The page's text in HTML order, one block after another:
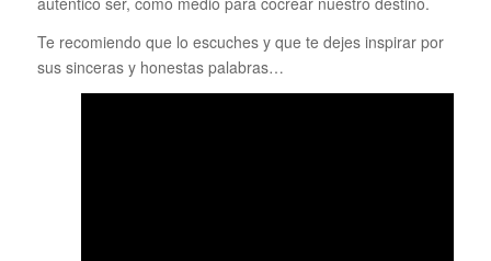
Te recomiendo que lo escuches y que te dejes inspirar por
sus sinceras y honestas palabras…